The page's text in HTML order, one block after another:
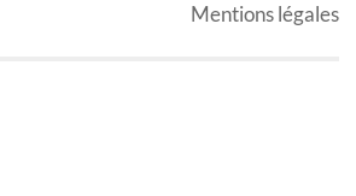
Mentions légales